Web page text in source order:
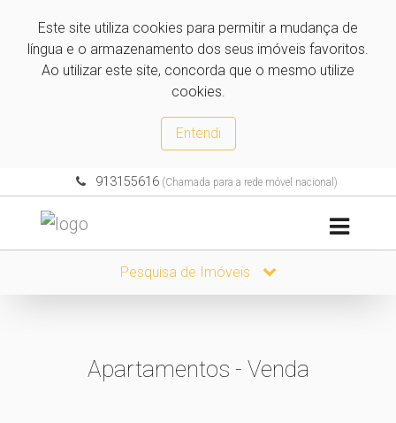
Este site utiliza cookies para permitir a mudança de
língua e o armazenamento dos seus imóveis favoritos.
Ao utilizar este site, concorda que o mesmo utilize
cookies.
Entendi
913155616 (Chamada para a rede móvel nacional)
Pesquisa de Imóveis
Apartamentos - Venda